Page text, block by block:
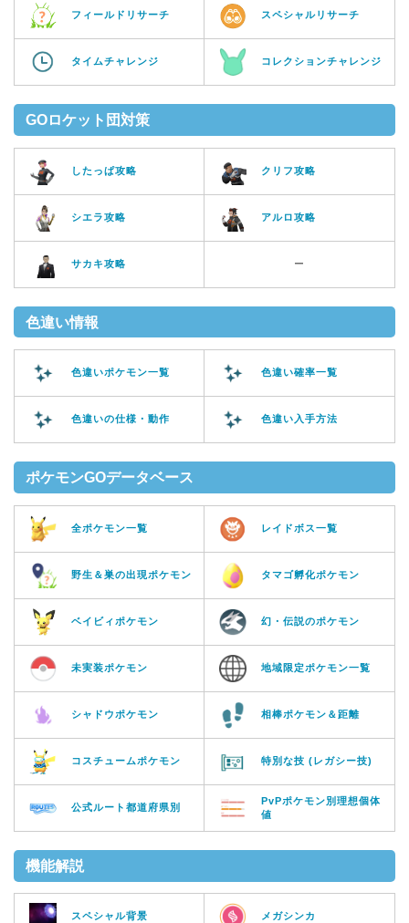
フィールドリサーチ スペシャルリサーチ
タイムチャレンジ コレクションチャレンジ
GOロケット団対策
したっぱ攻略 クリフ攻略
シエラ攻略 アルロ攻略
サカキ攻略 ー
色違い情報
色違いポケモン一覧 色違い確率一覧
色違いの仕様・動作 色違い入手方法
ポケモンGOデータベース
全ポケモン一覧 レイドボス一覧
野生＆巣の出現ポケモン タマゴ孵化ポケモン
ベイビィポケモン 幻・伝説のポケモン
未実装ポケモン 地域限定ポケモン一覧
シャドウポケモン 相棒ポケモン＆距離
コスチュームポケモン 特別な技 (レガシー技)
公式ルート都道府県別
PvPポケモン別理想個体
値
機能解説
スペシャル背景 メガシンカ